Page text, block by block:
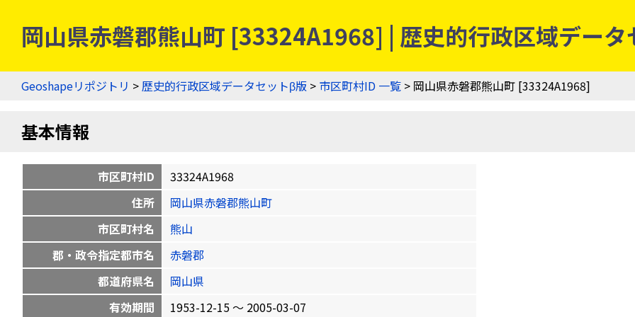
岡山県赤磐郡熊山町 [33324A1968] | 歴史的行政区域データ
Geoshapeリポジトリ >歴史的行政区域データセットβ版 > 市区町村ID 一覧 > 岡山県赤磐郡熊山町 [33324A1968]
基本情報
市区町村ID
33324A1968
住所
岡山県赤磐郡熊山町
市区町村名
熊山
郡・政令指定都市名
赤磐郡
都道府県名
岡山県
有効期間
1953-12-15 〜 2005-03-07